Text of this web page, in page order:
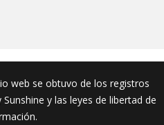
web se obtuvo de los registros
y las leyes de libertad de